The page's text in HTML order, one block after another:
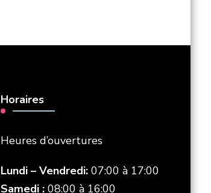
Horaires
Heures d’ouvertures
Lundi – Vendredi:07:00 à 17:00
Samedi :08:00 à 16:00